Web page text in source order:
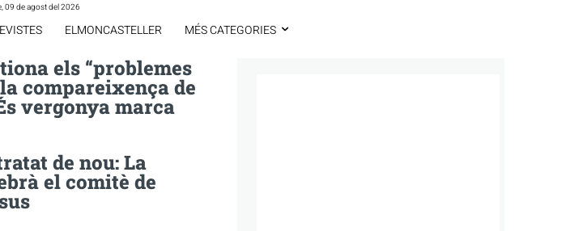
09 de agost del 2026
ELMONCASTELLER MÉS CATEGORIES
els “problemes
compareixença de
vergonya marca
de nou: La
el comitè de